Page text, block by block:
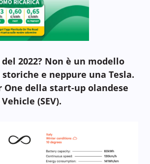
2022? Non è un modello
e neppure una Tesla.
One della start-up olandese
(SEV).